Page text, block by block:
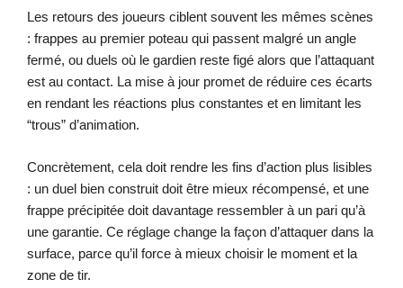
Les retours des joueurs ciblent souvent les mêmes scènes
: frappes au premier poteau qui passent malgré un angle
fermé, ou duels où le gardien reste figé alors que l’attaquant
est au contact. La mise à jour promet de réduire ces écarts
en rendant les réactions plus constantes et en limitant les
“trous” d’animation.
Concrètement, cela doit rendre les fins d’action plus lisibles
: un duel bien construit doit être mieux récompensé, et une
frappe précipitée doit davantage ressembler à un pari qu’à
une garantie. Ce réglage change la façon d’attaquer dans la
surface, parce qu’il force à mieux choisir le moment et la
zone de tir.